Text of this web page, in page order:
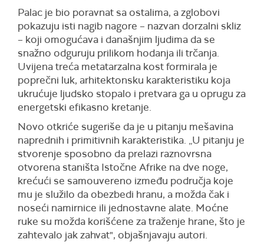
Palac je bio poravnat sa ostalima, a zglobovi
pokazuju isti nagib nagore – nazvan dorzalni skliz
– koji omogućava i današnjim ljudima da se
snažno odguruju prilikom hodanja ili trčanja.
Uvijena treća metatarzalna kost formirala je
poprečni luk, arhitektonsku karakteristiku koja
ukrućuje ljudsko stopalo i pretvara ga u oprugu za
energetski efikasno kretanje.
Novo otkriće sugeriše da je u pitanju mešavina
naprednih i primitivnih karakteristika. „U pitanju je
stvorenje sposobno da prelazi raznovrsna
otvorena staništa Istočne Afrike na dve noge,
krećući se samouvereno između područja koje
mu je služilo da obezbedi hranu, a možda čak i
noseći namirnice ili jednostavne alate. Moćne
ruke su možda korišćene za traženje hrane, što je
zahtevalo jak zahvat", objašnjavaju autori.